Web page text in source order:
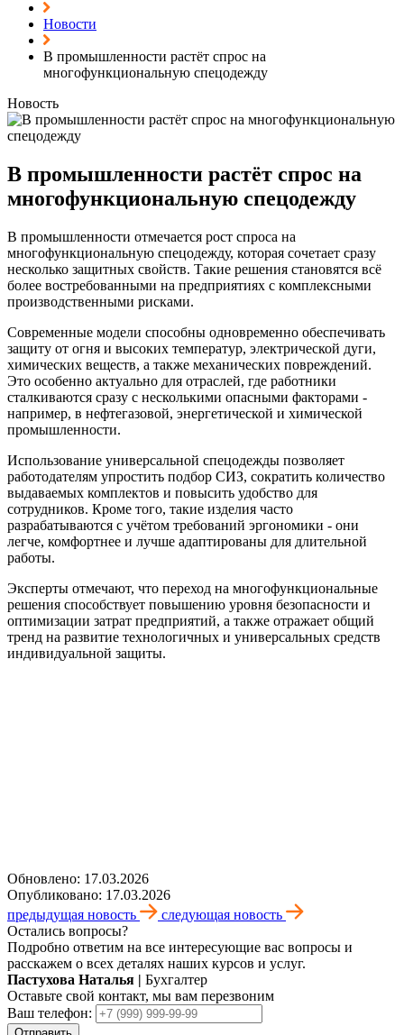
Новости
В промышленности растёт спрос на
многофункциональную спецодежду
Новость
В промышленности растёт спрос на
многофункциональную спецодежду
В промышленности отмечается рост спроса на
многофункциональную спецодежду, которая сочетает сразу
несколько защитных свойств. Такие решения становятся всё
более востребованными на предприятиях с комплексными
производственными рисками.
Современные модели способны одновременно обеспечивать
защиту от огня и высоких температур, электрической дуги,
химических веществ, а также механических повреждений.
Это особенно актуально для отраслей, где работники
сталкиваются сразу с несколькими опасными факторами -
например, в нефтегазовой, энергетической и химической
промышленности.
Использование универсальной спецодежды позволяет
работодателям упростить подбор СИЗ, сократить количество
выдаваемых комплектов и повысить удобство для
сотрудников. Кроме того, такие изделия часто
разрабатываются с учётом требований эргономики - они
легче, комфортнее и лучше адаптированы для длительной
работы.
Эксперты отмечают, что переход на многофункциональные
решения способствует повышению уровня безопасности и
оптимизации затрат предприятий, а также отражает общий
тренд на развитие технологичных и универсальных средств
индивидуальной защиты.
Обновлено: 17.03.2026
Опубликовано: 17.03.2026
предыдущая новость
следующая новость
Остались вопросы?
Подробно ответим на все интересующие вас вопросы и
расскажем о всех деталях наших курсов и услуг.
Пастухова Наталья | Бухгалтер
Оставьте свой контакт, мы вам перезвоним
Ваш телефон: